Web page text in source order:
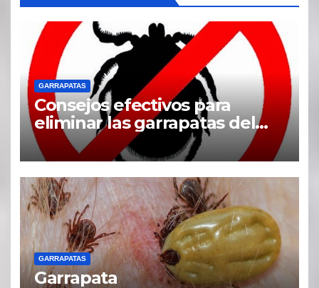
GARRAPATAS
Consejos efectivos para
eliminar las garrapatas del
hogar
GARRAPATAS
Garrapata